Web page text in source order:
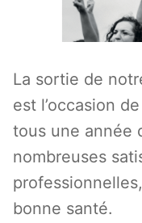
La sortie de
est l’occasion
tous une année
nombreuses
bonne santé.